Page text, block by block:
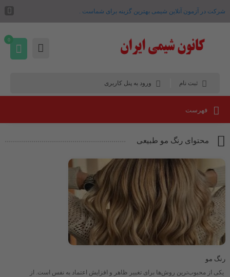
شرکت در آزمون آنلاین شیمی بهترین گزینه برای شماست .
ثبت نام ورود به پنل کاربری
0
فهرست
محتوای رنگ مو طبیعی
رنگ مو
یکی از محبوب‌ترین روش‌ها برای تغییر ظاهر و افزایش اعتماد به نفس است. از